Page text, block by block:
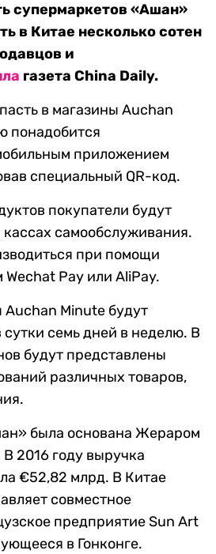
супермаркетов «Ашан»
в Китае несколько сотен
и
газета China Daily.
в магазины Auchan
понадобится
приложением
специальный QR-код.
покупатели будут
кассах самообслуживания.
при помощи
Pay или AliPay.
Minute будут
сутки семь дней в неделю. В
будут представлены
различных товаров,
была основана Жераром
2016 году выручка
€52,82 млрд. В Китае
совместное
предприятие Sun Art
в Гонконге.